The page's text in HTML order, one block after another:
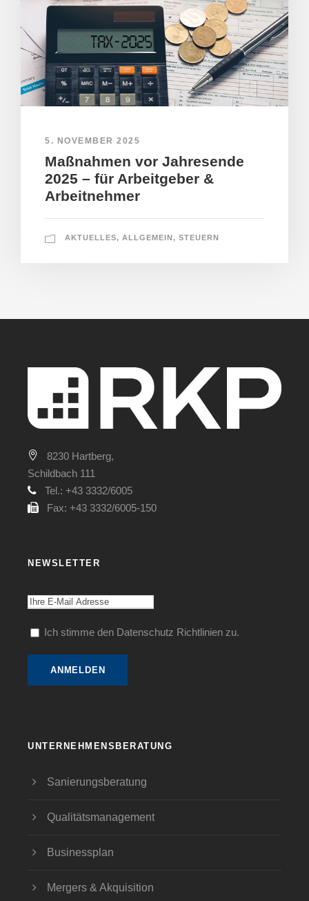
5. NOVEMBER 2025
Maßnahmen vor Jahresende
2025 – für Arbeitgeber &
Arbeitnehmer
AKTUELLES, ALLGEMEIN , STEUERN
8230 Hartberg,
Schildbach 111
Tel.: +43 3332/6005
Fax: +43 3332/6005-150
NEWSLETTER
Ich stimme den Datenschutz Richtlinien zu.
UNTERNEHMENSBERATUNG
Sanierungsberatung
Qualitätsmanagement
Businessplan
Mergers & Akquisition